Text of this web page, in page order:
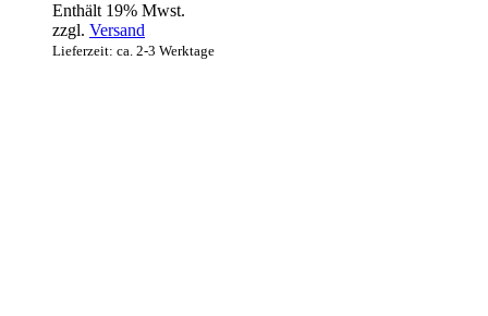
Enthält 19% Mwst.
zzgl. Versand
Lieferzeit: ca. 2-3 Werktage